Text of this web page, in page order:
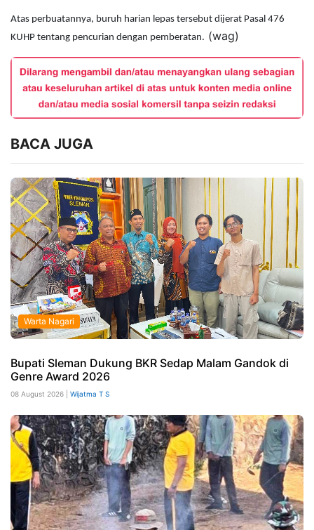
Atas perbuatannya, buruh harian lepas tersebut dijerat Pasal 476
KUHP tentang pencurian dengan pemberatan. (wag)
BACA JUGA
Warta Nagari
Bupati Sleman Dukung BKR Sedap Malam Gandok di
Genre Award 2026
08 August 2026 | Wijatma T S